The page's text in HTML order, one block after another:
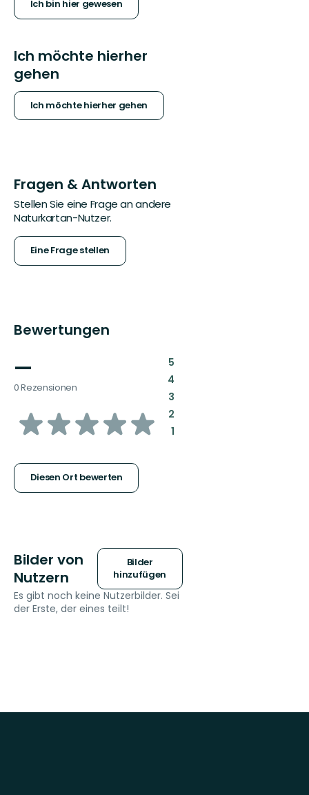
Ich bin hier gewesen
Ich möchte hierher
gehen
Ich möchte hierher gehen
Fragen & Antworten
Stellen Sie eine Frage an andere
Naturkartan-Nutzer.
Eine Frage stellen
Bewertungen
—
0 Rezensionen
von
Sternen
Diesen Ort bewerten
5:
4:
3:
2:
1:
Bilder von
Nutzern
Bilder
hinzufügen
Es gibt noch keine Nutzerbilder. Sei
der Erste, der eines teilt!